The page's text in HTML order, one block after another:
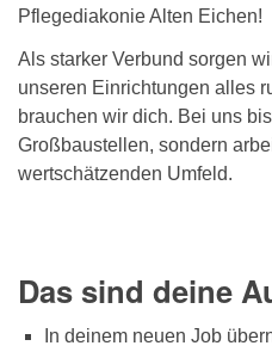
Pflegediakonie Alten Eichen!
Als starker Verbund sorgen
unseren Einrichtungen alles
brauchen wir dich. Bei uns
Großbaustellen, sondern
wertschätzenden Umfeld.
Das sind deine
In deinem neuen Job